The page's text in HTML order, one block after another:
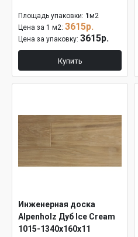
Площадь упаковки: 1 м2
Цена за 1 м2: 3615р.
Цена за упаковку: 3615р.
Купить
Инженерная доска
Alpenholz Дуб Ice Cream
1015-1340х160х11